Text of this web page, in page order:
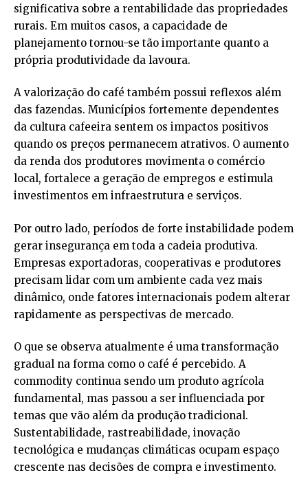
significativa sobre a rentabilidade das propriedades
rurais. Em muitos casos, a capacidade de
planejamento tornou-se tão importante quanto a
própria produtividade da lavoura.
A valorização do café também possui reflexos além
das fazendas. Municípios fortemente dependentes
da cultura cafeeira sentem os impactos positivos
quando os preços permanecem atrativos. O aumento
da renda dos produtores movimenta o comércio
local, fortalece a geração de empregos e estimula
investimentos em infraestrutura e serviços.
Por outro lado, períodos de forte instabilidade podem
gerar insegurança em toda a cadeia produtiva.
Empresas exportadoras, cooperativas e produtores
precisam lidar com um ambiente cada vez mais
dinâmico, onde fatores internacionais podem alterar
rapidamente as perspectivas de mercado.
O que se observa atualmente é uma transformação
gradual na forma como o café é percebido. A
commodity continua sendo um produto agrícola
fundamental, mas passou a ser influenciada por
temas que vão além da produção tradicional.
Sustentabilidade, rastreabilidade, inovação
tecnológica e mudanças climáticas ocupam espaço
crescente nas decisões de compra e investimento.